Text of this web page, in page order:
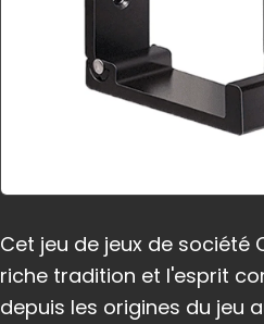
Cet jeu de jeux de société
riche tradition et l'esprit
depuis les origines du jeu